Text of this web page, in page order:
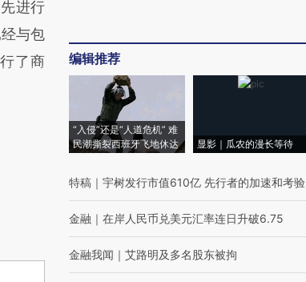
进行
与包
了商
编辑推荐
“入侵”还是“人道危机” 难
民潮撕裂西班牙飞地休达
显影｜瓜农的漫长等待
特稿 ｜ 宇树发行市值610亿 先行者的加速和考验
金融 ｜ 在岸人民币兑美元汇率连日升破6.75
金融我闻 ｜ 艾路明及多名股东被拘